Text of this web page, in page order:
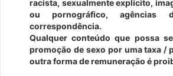
racista, sexualmente explícito,
ou pornográfico, agências
correspondência.
Qualquer conteúdo que possa
promoção de sexo por uma taxa /
outra forma de remuneração é